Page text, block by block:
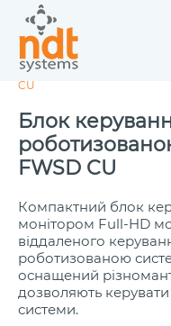
NDT Systems
керування камерою та
CU
Блок
FWSD CU
Компактний блок
монітором Full-HD
віддаленого
роботизованою
оснащений
дозволяють
системи.